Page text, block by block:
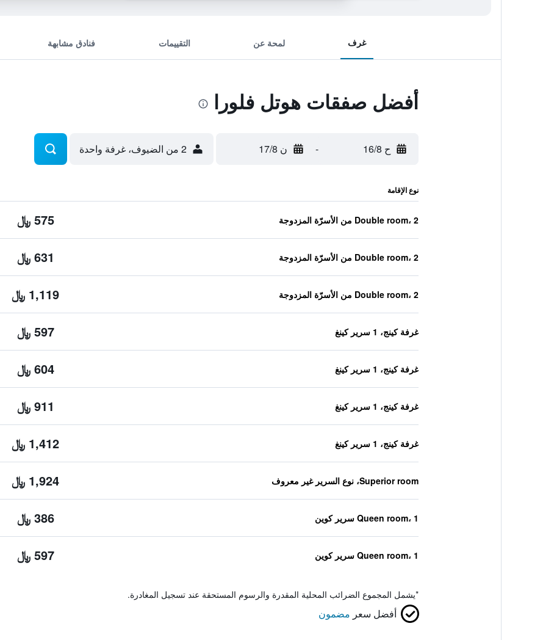
غرف لمحة عن التقييمات فنادق مشابهة
أفضل صفقات هوتل فلورا
ح 16/8 - ن 17/8 2 من الضيوف، غرفة واحدة
نوع الإقامة
Double room، 2 من الأسرّة المزدوجة 575 ﷼
Double room، 2 من الأسرّة المزدوجة 631 ﷼
Double room، 2 من الأسرّة المزدوجة 1,119 ﷼
غرفة كينج، 1 سرير كينغ 597 ﷼
غرفة كينج، 1 سرير كينغ 604 ﷼
غرفة كينج، 1 سرير كينغ 911 ﷼
غرفة كينج، 1 سرير كينغ 1,412 ﷼
Superior room، نوع السرير غير معروف 1,924 ﷼
Queen room، 1 سرير كوين 386 ﷼
Queen room، 1 سرير كوين 597 ﷼
*يشمل المجموع الضرائب المحلية المقدرة والرسوم المستحقة عند تسجيل المغادرة.
أفضل سعر مضمون